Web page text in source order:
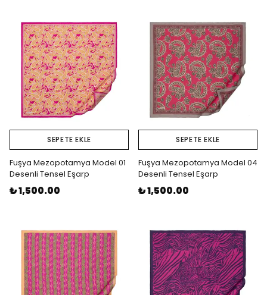
SEPETE EKLE
Fuşya Mezopotamya Model 01
Desenli Tensel Eşarp
₺ 1,500.00
SEPETE EKLE
Fuşya Mezopotamya Model 04
Desenli Tensel Eşarp
₺ 1,500.00